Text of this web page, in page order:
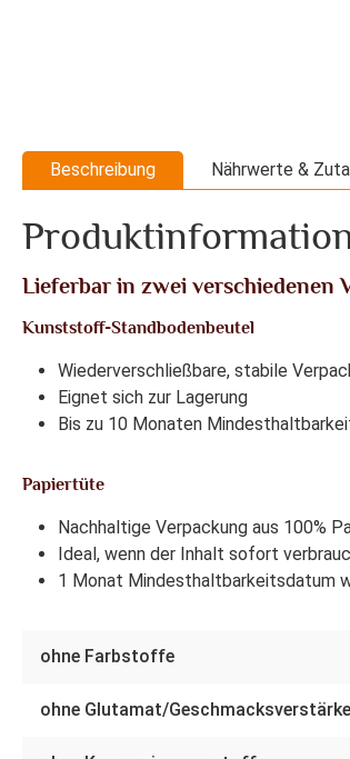
Beschreibung Nährwerte &
Lieferbar in zwei verschiedenen
Kunststoff-Standbodenbeutel
Wiederverschließbare, stabile
Eignet sich zur Lagerung
Bis zu 10 Monaten
Papiertüte
Nachhaltige Verpackung aus 100%
Ideal, wenn der Inhalt sofort
1 Monat Mindesthaltbarkeitsdatum
ohne Farbstoffe
ohne Glutamat/